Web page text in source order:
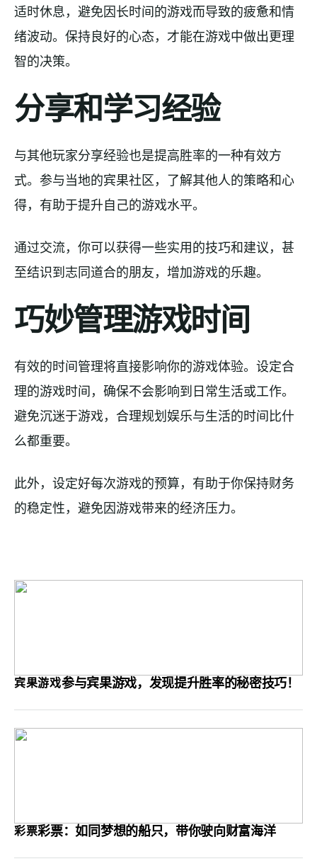
适时休息，避免因长时间的游戏而导致的疲惫和情
绪波动。保持良好的心态，才能在游戏中做出更理
智的决策。
分享和学习经验
与其他玩家分享经验也是提高胜率的一种有效方
式。参与当地的宾果社区，了解其他人的策略和心
得，有助于提升自己的游戏水平。
通过交流，你可以获得一些实用的技巧和建议，甚
至结识到志同道合的朋友，增加游戏的乐趣。
巧妙管理游戏时间
有效的时间管理将直接影响你的游戏体验。设定合
理的游戏时间，确保不会影响到日常生活或工作。
避免沉迷于游戏，合理规划娱乐与生活的时间比什
么都重要。
此外，设定好每次游戏的预算，有助于你保持财务
的稳定性，避免因游戏带来的经济压力。
参与宾果游戏，发现提升胜率的秘密技巧！
宾果游戏
彩票：如同梦想的船只，带你驶向财富海洋
彩票